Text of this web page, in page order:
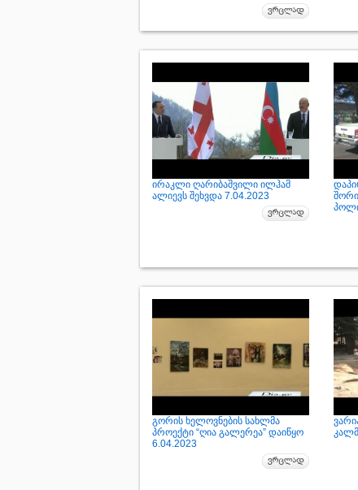
ირაკლი ღარიბაშვილი ილჰამ
ალიევს შეხვდა 7.04.2023
გორის ხელოვნების სახლმა
პროექტი “ღია გალერეა” დაიწყო
6.04.2023